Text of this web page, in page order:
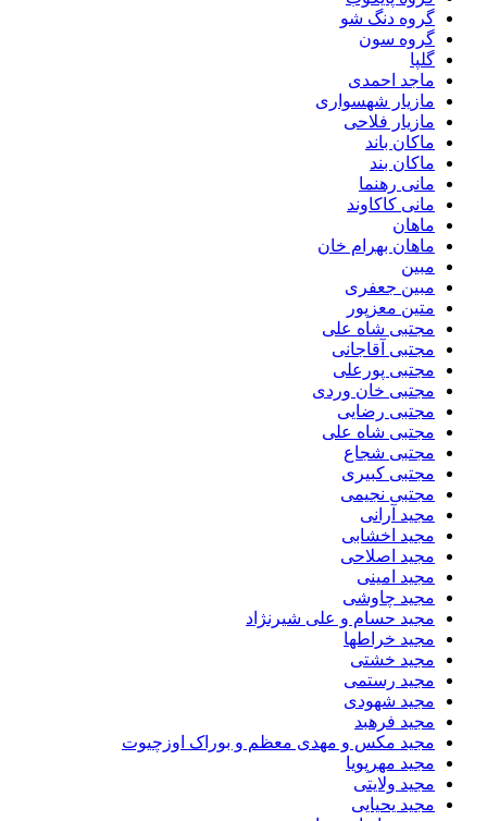
گروه دنگ شو
گروه سون
گلپا
ماجد احمدی
مازیار شهسواری
مازیار فلاحی
ماکان باند
ماکان بند
مانی رهنما
مانی کاکاوند
ماهان
ماهان بهرام خان
مبین
مبین جعفری
متین معزپور
مجتبى شاه على
مجتبی آقاجانی
مجتبی پورعلی
مجتبی خان وردی
مجتبی رضایی
مجتبی شاه علی
مجتبی شجاع
مجتبی کبیری
مجتبی نجیمی
مجید آرانی
مجید اخشابی
مجید اصلاحی
مجید امینی
مجید چاوشی
مجید حسام و علی شیرنژاد
مجید خراطها
مجید خشتی
مجید رستمی
مجید شهودی
مجید فرهبد
مجید مکس و مهدی معظم و بوراک اوزچیوت
مجید مهرپویا
مجید ولایتی
مجید یحیایی